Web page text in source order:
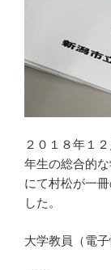
２０１８年１
年生の総合的
にて村松が一
した。
大学教員（電